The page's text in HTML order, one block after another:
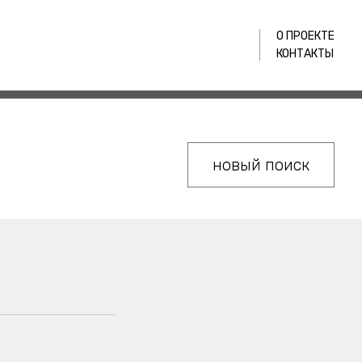
О ПРОЕКТЕ
КОНТАКТЫ
новый поиск